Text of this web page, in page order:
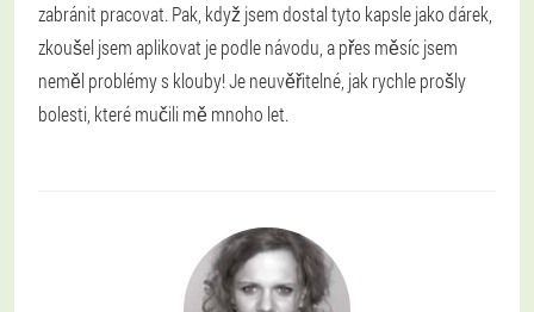
zabránit pracovat. Pak, když jsem dostal tyto kapsle jako dárek,
zkoušel jsem aplikovat je podle návodu, a přes měsíc jsem
neměl problémy s klouby! Je neuvěřitelné, jak rychle prošly
bolesti, které mučili mě mnoho let.